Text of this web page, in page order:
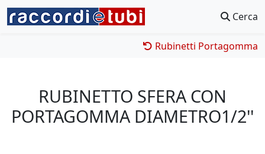
Cerca
Rubinetti Portagomma
RUBINETTO SFERA CON
PORTAGOMMA DIAMETRO1/2''